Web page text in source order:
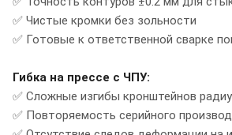
✅ Чистые кромки без зольности
✅ Готовые к ответственной сварке
Гибка на прессе с ЧПУ:
✅ Сложные изгибы кронштейнов
✅ Повторяемость серийного